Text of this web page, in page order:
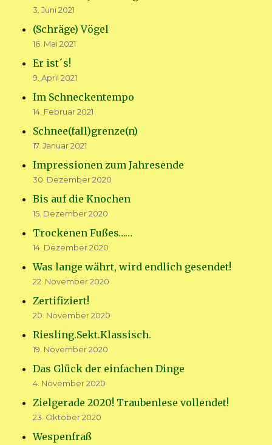
3. Juni 2021
(Schräge) Vögel
16. Mai 2021
Er ist´s!
9. April 2021
Im Schneckentempo
14. Februar 2021
Schnee(fall)grenze(n)
17. Januar 2021
Impressionen zum Jahresende
30. Dezember 2020
Bis auf die Knochen
15. Dezember 2020
Trockenen Fußes……
14. Dezember 2020
Was lange währt, wird endlich gesendet!
22. November 2020
Zertifiziert!
20. November 2020
Riesling.Sekt.Klassisch.
19. November 2020
Das Glück der einfachen Dinge
4. November 2020
Zielgerade 2020! Traubenlese vollendet!
23. Oktober 2020
Wespenfraß